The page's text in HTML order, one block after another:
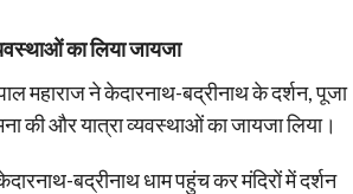
का लिया जायजा
महाराज ने केदारनाथ-बद्रीनाथ के दर्शन, पूजा
की और यात्रा व्यवस्थाओं का जायजा लिया।
बद्रीनाथ धाम पहुंच कर मंदिरों में दर्शन